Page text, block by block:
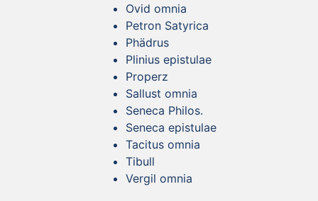
Ovid omnia
Petron Satyrica
Phädrus
Plinius epistulae
Properz
Sallust omnia
Seneca Philos.
Seneca epistulae
Tacitus omnia
Tibull
Vergil omnia